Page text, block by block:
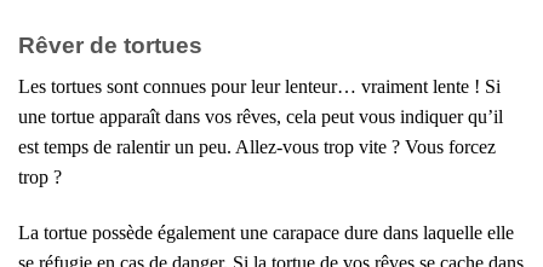
Rêver de tortues
Les tortues sont connues pour leur lenteur… vraiment lente ! Si
une tortue apparaît dans vos rêves, cela peut vous indiquer qu’il
est temps de ralentir un peu. Allez-vous trop vite ? Vous forcez
trop ?
La tortue possède également une carapace dure dans laquelle elle
se réfugie en cas de danger. Si la tortue de vos rêves se cache dans